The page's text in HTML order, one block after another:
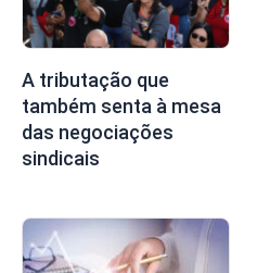
A tributação que
também senta à mesa
das negociações
sindicais